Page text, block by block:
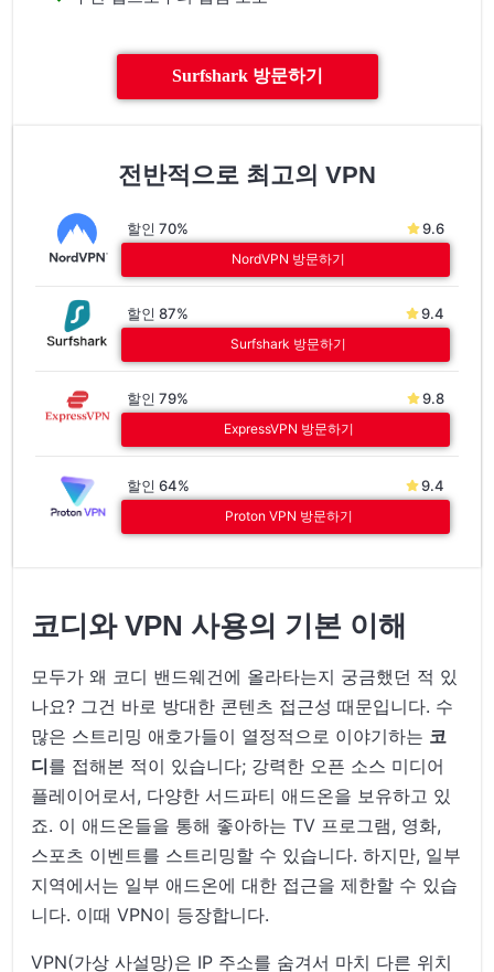
Surfshark 방문하기
전반적으로 최고의 VPN
할인 70% 9.6
NordVPN 방문하기
할인 87% 9.4
Surfshark 방문하기
할인 79% 9.8
ExpressVPN 방문하기
할인 64% 9.4
Proton VPN 방문하기
코디와 VPN 사용의 기본 이해
모두가 왜 코디 밴드웨건에 올라타는지 궁금했던 적 있
나요? 그건 바로 방대한 콘텐츠 접근성 때문입니다. 수
많은 스트리밍 애호가들이 열정적으로 이야기하는 코
디를 접해본 적이 있습니다; 강력한 오픈 소스 미디어
플레이어로서, 다양한 서드파티 애드온을 보유하고 있
죠. 이 애드온들을 통해 좋아하는 TV 프로그램, 영화,
스포츠 이벤트를 스트리밍할 수 있습니다. 하지만, 일부
지역에서는 일부 애드온에 대한 접근을 제한할 수 있습
니다. 이때 VPN이 등장합니다.
VPN(가상 사설망)은 IP 주소를 숨겨서 마치 다른 위치